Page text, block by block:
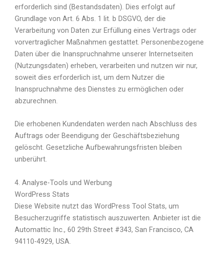
erforderlich sind (Bestandsdaten). Dies erfolgt auf
Grundlage von Art. 6 Abs. 1 lit. b DSGVO, der die
Verarbeitung von Daten zur Erfüllung eines Vertrags oder
vorvertraglicher Maßnahmen gestattet. Personenbezogene
Daten über die Inanspruchnahme unserer Internetseiten
(Nutzungsdaten) erheben, verarbeiten und nutzen wir nur,
soweit dies erforderlich ist, um dem Nutzer die
Inanspruchnahme des Dienstes zu ermöglichen oder
abzurechnen.
Die erhobenen Kundendaten werden nach Abschluss des
Auftrags oder Beendigung der Geschäftsbeziehung
gelöscht. Gesetzliche Aufbewahrungsfristen bleiben
unberührt.
4. Analyse-Tools und Werbung
WordPress Stats
Diese Website nutzt das WordPress Tool Stats, um
Besucherzugriffe statistisch auszuwerten. Anbieter ist die
Automattic Inc., 60 29th Street #343, San Francisco, CA
94110-4929, USA.